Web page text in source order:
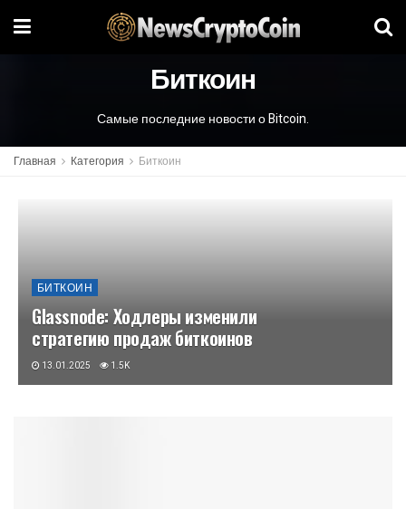
Биткоин
Самые последние новости о Bitcoin.
Главная Категория Биткоин
БИТКОИН
Glassnode: Ходлеры изменили
стратегию продаж биткоинов
13.01.2025 1.5K